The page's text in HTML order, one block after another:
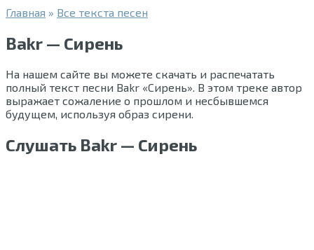
Главная » Все текста песен
Bakr — Сирень
На нашем сайте вы можете скачать и распечатать
полный текст песни Bakr «Сирень». В этом треке автор
выражает сожаление о прошлом и несбывшемся
будущем, используя образ сирени.
Слушать Bakr — Сирень